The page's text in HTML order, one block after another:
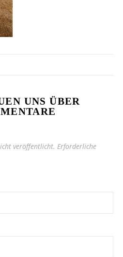
UNS ÜBER
veröffentlicht. Erforderliche